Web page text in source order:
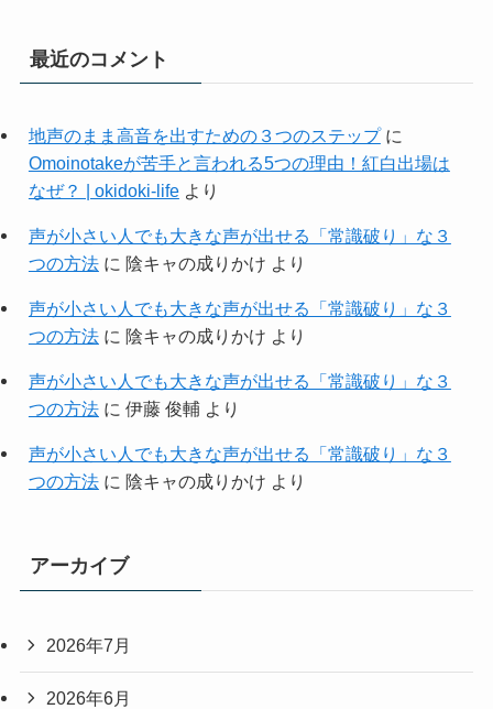
最近のコメント
地声のまま高音を出すための３つのステップに
Omoinotakeが苦手と言われる5つの理由！紅白出場は
なぜ？ | okidoki-lifeより
声が小さい人でも大きな声が出せる「常識破り」な３
つの方法に 陰キャの成りかけ より
声が小さい人でも大きな声が出せる「常識破り」な３
つの方法に 陰キャの成りかけ より
声が小さい人でも大きな声が出せる「常識破り」な３
つの方法に 伊藤 俊輔より
声が小さい人でも大きな声が出せる「常識破り」な３
つの方法に 陰キャの成りかけ より
アーカイブ
2026年7月
2026年6月